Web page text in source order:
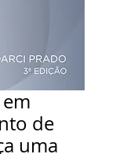
de
uma